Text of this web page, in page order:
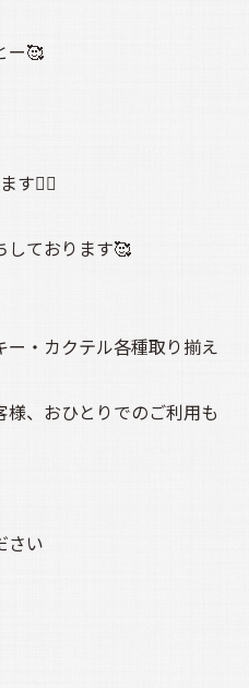
ー🥰
す🙇‍♀️
しております🥰
・カクテル各種取り揃え
、おひとりでのご利用も
さい